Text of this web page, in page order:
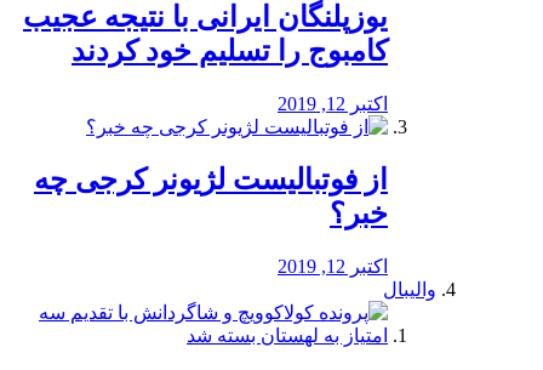
یوزپلنگان ایرانی با نتیجه عجیب
کامبوج را تسلیم خود کردند
اکتبر 12, 2019
از فوتبالیست لژیونر کرجی چه
خبر؟
اکتبر 12, 2019
والیبال